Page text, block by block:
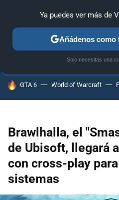
ANÁLISIS GUÍAS Y TRUCOS
HOY SE HABLA DE
GTA 6 World of Warcraft
Brawlhalla, el
de Ubisoft, llegará
con cross-play
sistemas
Ya puedes ver más de
Añádenos como
Solo necesitas una